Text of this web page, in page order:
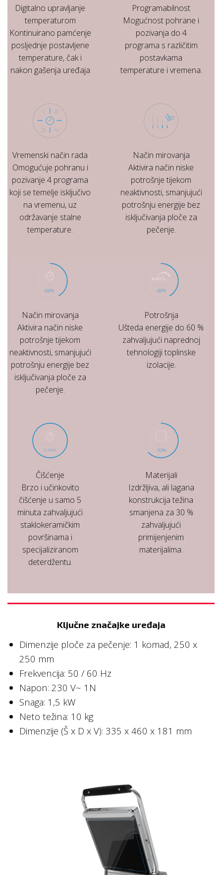
Digitalno upravljanje
temperaturom
Kontinuirano pamćenje
posljednje postavljene
temperature, čak i
nakon gašenja uređaja
Programabilnost
Mogućnost pohrane i
pozivanja do 4
programa s različitim
postavkama
temperature i vremena.
Vremenski način rada
Omogućuje pohranu i
pozivanje 4 programa
koji se temelje isključivo
na vremenu, uz
održavanje stalne
temperature.
Način mirovanja
Aktivira način niske
potrošnje tijekom
neaktivnosti, smanjujući
potrošnju energije bez
isključivanja ploče za
pečenje.
Način mirovanja
Aktivira način niske
potrošnje tijekom
neaktivnosti, smanjujući
potrošnju energije bez
isključivanja ploče za
pečenje.
Potrošnja
Ušteda energije do 60 %
zahvaljujući naprednoj
tehnologiji toplinske
izolacije.
Čišćenje
Brzo i učinkovito
čišćenje u samo 5
minuta zahvaljujući
staklokeramičkim
površinama i
specijaliziranom
deterdžentu.
Materijali
Izdržljiva, ali lagana
konstrukcija težina
smanjena za 30 %
zahvaljujući
primijenjenim
materijalima.
Ključne značajke uređaja
Dimenzije ploče za pečenje: 1 komad, 250 x
250 mm
Frekvencija: 50 / 60 Hz
Napon: 230 V~ 1N
Snaga: 1,5 kW
Neto težina: 10 kg
Dimenzije (Š x D x V): 335 x 460 x 181 mm